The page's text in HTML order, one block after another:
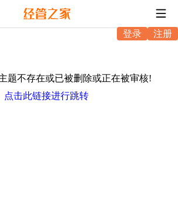
登录 注册
题不存在或已被删除或正在被审核!
点击此链接进行跳转